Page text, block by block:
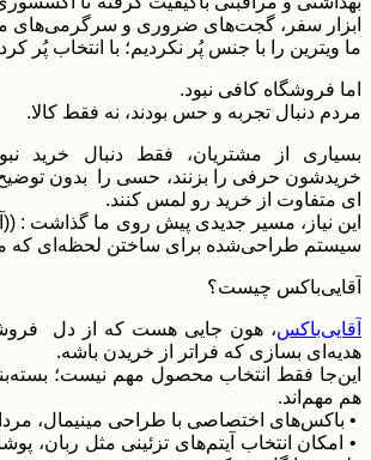
ابزار سفر، گجت‌های ضروری و سرگرمی‌های
ما ویترین را با جنس پُر نکردیم؛ با انتخاب پُر
اما فروشگاه کافی نبود.
مردم دنبال تجربه و حس بودند، نه فقط کالا.
بسیاری از مشتریان، فقط دنبال خرید
خریدشون حرفی را بزنند، حسی را بدون توضیح
ای متفاوت از خرید رو لمس کنند.
این نیاز، مسیر جدیدی پیش روی ما گذاشت :
سیستم طراحی‌شده برای ساختن لحظه‌ای که
آقایی‌باکس چیست؟
آقایی‌باکس، هون جایی هست که از دل
هدیه‌ای بسازی که فراتر از خریدن باشه.
این‌جا فقط انتخاب محصول مهم نیست؛
هم مهم‌اند.
• باکس‌های اختصاصی با طراحی مینیمال،
• امکان انتخاب آیتم‌های تزئینی مثل ربان،